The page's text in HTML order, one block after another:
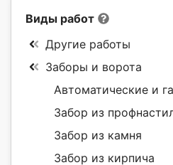
Виды работ
Другие работы
Заборы и ворота
Автоматические и
Забор из
Забор из камня
Забор из кирпича